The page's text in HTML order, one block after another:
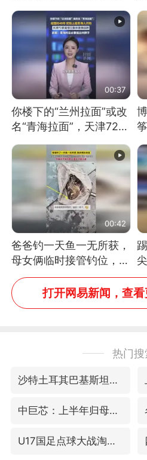
计 但每处都有瑕疵 网
友：一开始我没笑 但看
到洗手盆我没绷住
00:37
你楼下的“兰州拉面”或改
名“青海拉面”，天津72家
00:42
爸爸钓一天鱼一无所获，
母女俩临时接管钓位，用
玩具鱼竿钓上大鱼
打开网易新闻，查
热门搜
沙特土耳其巴基斯坦签署共同防务协议
中巨芯：上半年归母净利润1405.77万元
U17国足点球大战淘汰河床晋级决赛